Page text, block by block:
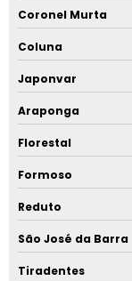
Coronel Murta
Coluna
Japonvar
Araponga
Florestal
Formoso
Reduto
São José da Barra
Tiradentes